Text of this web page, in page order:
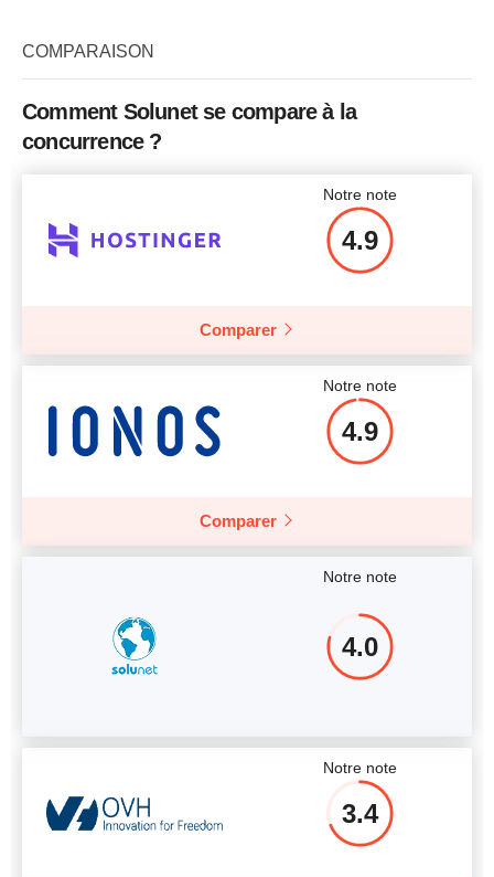
Stockage
Prix
Afficher plus d'informations
COMPARAISON
Comment Solunet se compare à la
concurrence ?
Notre note
4.9
Comparer
Notre note
4.9
Comparer
Notre note
4.0
Notre note
3.4